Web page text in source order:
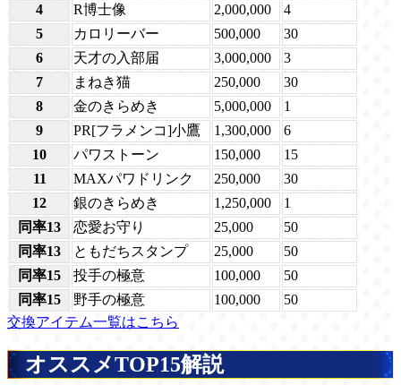
4
R博士像 2,000,000
4
5
カロリーバー 500,000
30
6
天才の入部届 3,000,000
3
7
まねき猫 250,000
30
8
金のきらめき 5,000,000
1
9
PR[フラメンコ]小鷹 1,300,000
6
10
パワストーン 150,000
15
11
MAXパワドリンク 250,000
30
12
銀のきらめき 1,250,000
1
同率13
恋愛お守り 25,000
50
同率13
ともだちスタンプ 25,000
50
同率15
投手の極意 100,000
50
同率15
野手の極意 100,000
50
交換アイテム一覧はこちら
オススメTOP15解説